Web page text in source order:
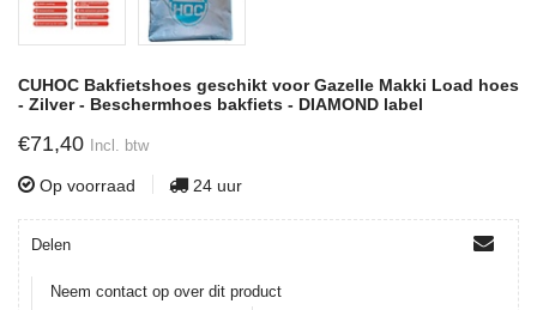
CUHOC Bakfietshoes geschikt voor Gazelle Makki Load hoes
- Zilver - Beschermhoes bakfiets - DIAMOND label
€71,40 Incl. btw
Op voorraad 24 uur
Delen
Neem contact op over dit product